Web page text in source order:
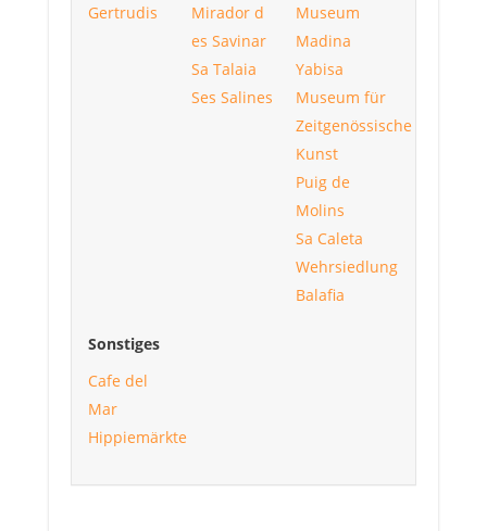
Gertrudis
Mirador d
es Savinar
Sa Talaia
Ses Salines
Museum
Madina
Yabisa
Museum für
Zeitgenössische
Kunst
Puig de
Molins
Sa Caleta
Wehrsiedlung
Balafia
Sonstiges
Cafe del
Mar
Hippiemärkte